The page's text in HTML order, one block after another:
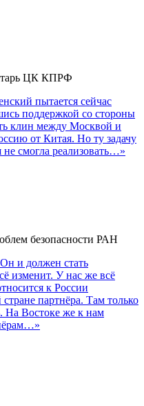
ЦК КПРФ
пытается сейчас
поддержкой со стороны
клин между Москвой и
от Китая. Но ту задачу
смогла реализовать…»
безопасности РАН
и должен стать
изменит. У нас же всё
к России
партнёра. Там только
На Востоке же к нам